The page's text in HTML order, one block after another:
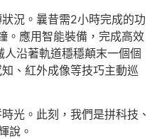
況。曩昔需2小時完成的功
。應用智能裝備，完成高效
沿著軌道穩穩顛末一個個
、紅外成像等技巧主動巡
光。此刻，我們是拼科技、
說。